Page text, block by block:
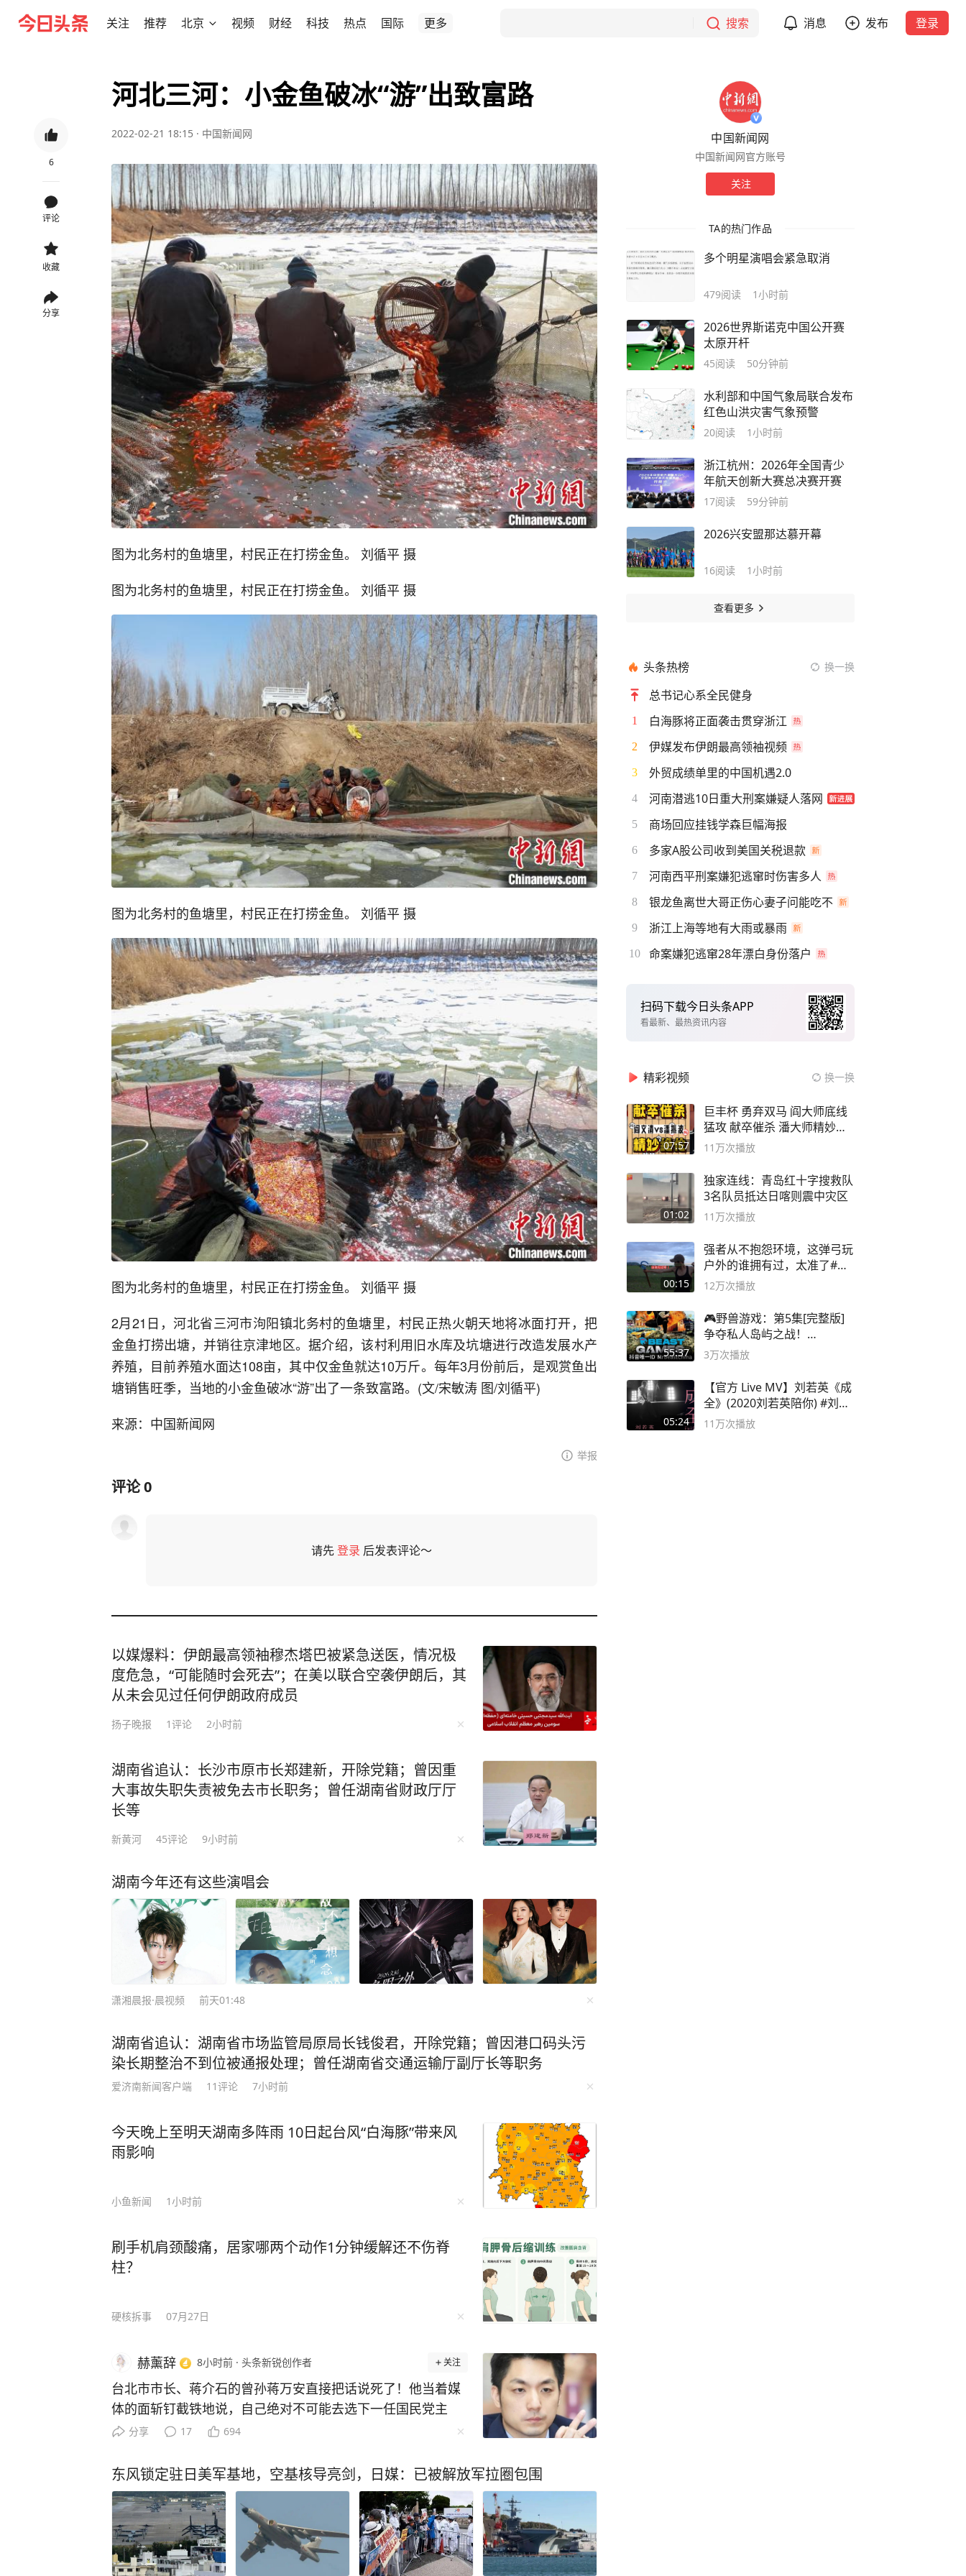
关注 推荐 北京 视频 财经 科技 热点 国际 更多 搜索 消息 发布 登录
6
评论
收藏
分享
河北三河：小金鱼破冰“游”出致富路
2022-02-21 18:15 · 中国新闻网
图为北务村的鱼塘里，村民正在打捞金鱼。 刘循平 摄
图为北务村的鱼塘里，村民正在打捞金鱼。 刘循平 摄
图为北务村的鱼塘里，村民正在打捞金鱼。 刘循平 摄
图为北务村的鱼塘里，村民正在打捞金鱼。 刘循平 摄
2月21日，河北省三河市泃阳镇北务村的鱼塘里，村民正热火朝天地将冰面打开，把
金鱼打捞出塘，并销往京津地区。据介绍，该村利用旧水库及坑塘进行改造发展水产
养殖，目前养殖水面达108亩，其中仅金鱼就达10万斤。每年3月份前后，是观赏鱼出
塘销售旺季，当地的小金鱼破冰“游”出了一条致富路。(文/宋敏涛 图/刘循平)
来源：中国新闻网
举报
评论0
请先登录 后发表评论～
以媒爆料：伊朗最高领袖穆杰塔巴被紧急送医，情况极
度危急，“可能随时会死去”；在美以联合空袭伊朗后，其
从未会见过任何伊朗政府成员
扬子晚报 1评论 2小时前
湖南省追认：长沙市原市长郑建新，开除党籍；曾因重
大事故失职失责被免去市长职务；曾任湖南省财政厅厅
长等
新黄河 45评论 9小时前
湖南今年还有这些演唱会
潇湘晨报·晨视频 前天01:48
湖南省追认：湖南省市场监管局原局长钱俊君，开除党籍；曾因港口码头污
染长期整治不到位被通报处理；曾任湖南省交通运输厅副厅长等职务
爱济南新闻客户端 11评论 7小时前
今天晚上至明天湖南多阵雨 10日起台风“白海豚”带来风
雨影响
小鱼新闻 1小时前
刷手机肩颈酸痛，居家哪两个动作1分钟缓解还不伤脊
柱？
硬核拆事 07月27日
赫薰辞 8小时前 · 头条新锐创作者 关注
台北市市长、蒋介石的曾孙蒋万安直接把话说死了！他当着媒
体的面斩钉截铁地说，自己绝对不可能去选下一任国民党主
席。想当年蒋经国走了之后，蒋家在台湾政坛就慢慢没那么显
有蒋万安接了他爸蒋孝严的 “政治活”。 如今岛内政治氛围已
经变了味，只要两岸局势稍有波动，民进党就会借机炒作“威权
复辟”，把历史旧账全部扣在蒋万安头上。 不管他如何务实施
政、推动两岸交流，都会被刻意曲解，两头受困、里外不讨
好，这个曾经象征权力的姓氏，如今早已变成拖累选情、束缚
发展的枷锁。 蒋万安主动放弃党主席之争，其实是清醒的选
分享 17 694
东风锁定驻日美军基地，空基核导亮剑，日媒：已被解放军拉圈包围
中国新闻网
中国新闻网官方账号
关注
TA的热门作品
多个明星演唱会紧急取消
479阅读 1小时前
2026世界斯诺克中国公开赛
太原开杆
45阅读 50分钟前
水利部和中国气象局联合发布
红色山洪灾害气象预警
20阅读 1小时前
浙江杭州：2026年全国青少
年航天创新大赛总决赛开赛
17阅读 59分钟前
2026兴安盟那达慕开幕
16阅读 1小时前
查看更多
头条热榜 换一换
总书记心系全民健身
1 白海豚将正面袭击贯穿浙江
2 伊媒发布伊朗最高领袖视频
3 外贸成绩单里的中国机遇2.0
4 河南潜逃10日重大刑案嫌疑人落网
5 商场回应挂钱学森巨幅海报
6 多家A股公司收到美国关税退款
7 河南西平刑案嫌犯逃窜时伤害多人
8 银龙鱼离世大哥正伤心妻子问能吃不
9 浙江上海等地有大雨或暴雨
10 命案嫌犯逃窜28年漂白身份落户
扫码下载今日头条APP
看最新、最热资讯内容
精彩视频 换一换
07:57
巨丰杯 勇弃双马 阎大师底线
猛攻 献卒催杀 潘大师精妙入
局
11万次播放
01:02
独家连线：青岛红十字搜救队
3名队员抵达日喀则震中灾区
11万次播放
00:15
强者从不抱怨环境，这弹弓玩
户外的谁拥有过，太准了#弹
弓#户外
12万次播放
55:37
🎮野兽游戏：第5集[完整版]
争夺私人岛屿之战！
#MrBeastChina
3万次播放
05:24
【官方 Live MV】刘若英《成
全》(2020刘若英陪你) #刘若
英 #成全
11万次播放